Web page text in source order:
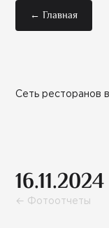
← Главная
Сеть ресторанов
16.11.2024
← Фотоотчеты